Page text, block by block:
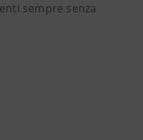
sempre senza